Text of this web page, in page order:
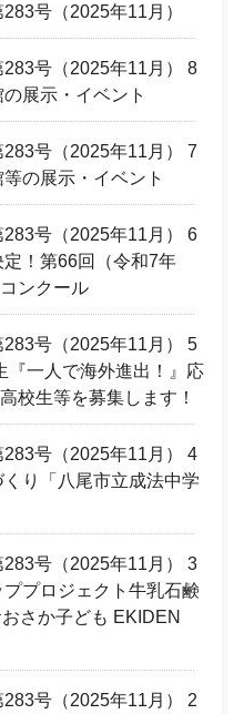
号（2025年11月）
号（2025年11月） 8
展示・イベント
号（2025年11月） 7
の展示・イベント
号（2025年11月） 6
！第66回（令和7年
ンクール
号（2025年11月） 5
『一人で海外進出！』応
校生等を募集します！
号（2025年11月） 4
り「八尾市立成法中学
号（2025年11月） 3
プロジェクト牛乳石鹸
さか子ども EKIDEN
号（2025年11月） 2